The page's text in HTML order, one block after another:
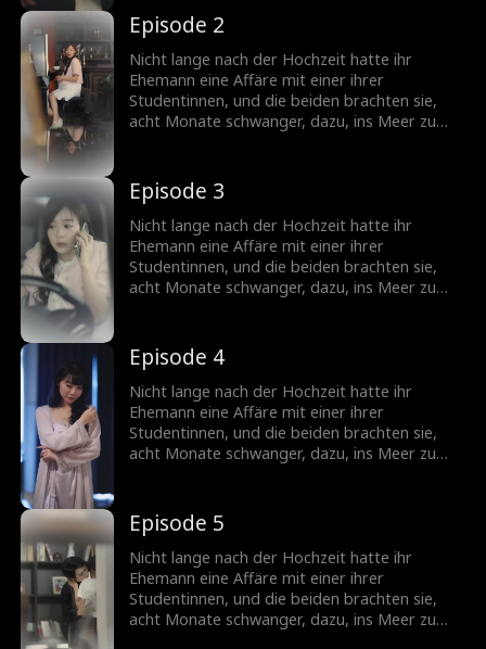
Göttin, kehrte zurück und begann ihre Rache.
Episode 2
Nicht lange nach der Hochzeit hatte ihr
Ehemann eine Affäre mit einer ihrer
Studentinnen, und die beiden brachten sie,
acht Monate schwanger, dazu, ins Meer zu
Göttin, kehrte zurück und begann ihre Rache.
Episode 3
Nicht lange nach der Hochzeit hatte ihr
Ehemann eine Affäre mit einer ihrer
Studentinnen, und die beiden brachten sie,
acht Monate schwanger, dazu, ins Meer zu
Göttin, kehrte zurück und begann ihre Rache.
Episode 4
Nicht lange nach der Hochzeit hatte ihr
Ehemann eine Affäre mit einer ihrer
Studentinnen, und die beiden brachten sie,
acht Monate schwanger, dazu, ins Meer zu
Göttin, kehrte zurück und begann ihre Rache.
Episode 5
Nicht lange nach der Hochzeit hatte ihr
Ehemann eine Affäre mit einer ihrer
Studentinnen, und die beiden brachten sie,
acht Monate schwanger, dazu, ins Meer zu